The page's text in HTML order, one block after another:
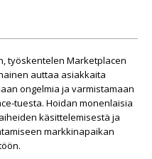
työskentelen Marketplacen
auttaa asiakkaita
ongelmia ja varmistamaan
tuesta. Hoidan monenlaisia
käsittelemisestä ja
markkinapaikan